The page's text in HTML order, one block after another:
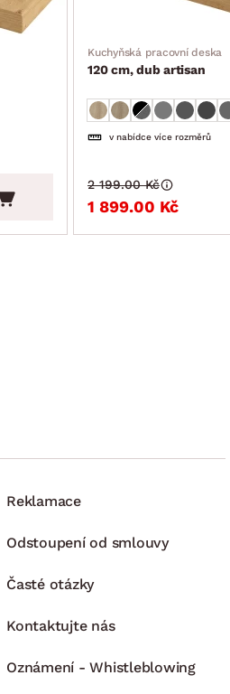
Kuchyňská pracovní deska
120 cm, dub artisan
v nabídce více rozměrů
1 899.00 Kč
2 199.00 Kč
Reklamace
Odstoupení od smlouvy
Časté otázky
Kontaktujte nás
Oznámení - Whistleblowing